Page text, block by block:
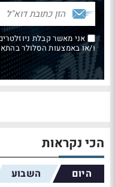
אני מאשר קבלת
ו/או באמצעות הסלולר בהתאם למפורט
הכי נקראות
היום השבוע